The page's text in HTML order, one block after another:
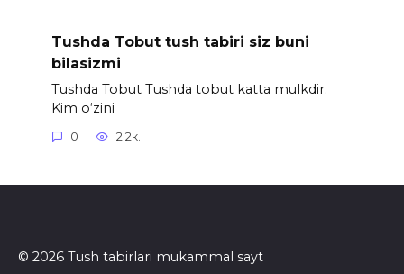
Tushda Tobut tush tabiri siz buni
bilasizmi
Tushda Tobut Tushda tobut katta mulkdir.
Kim o‘zini
0 2.2к.
© 2026 Tush tabirlari mukammal sayt